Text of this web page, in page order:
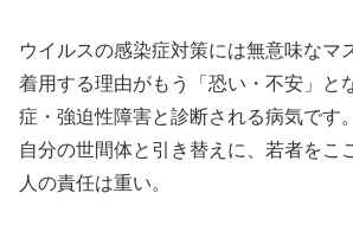
ウイルスの感染症対策には無意味なマ
着用する理由がもう「恐い・不安」と
症・強迫性障害と診断される病気です。
自分の世間体と引き替えに、若者をこ
人の責任は重い。